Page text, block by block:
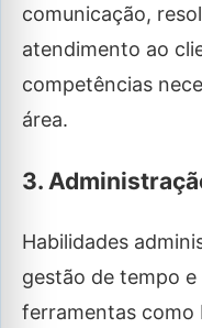
comunicação,
atendimento ao
competências
área.
3.
Habilidades
gestão de tempo
ferramentas como